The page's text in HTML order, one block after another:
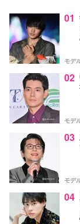
01
モデ
02
モデ
03
モデ
04